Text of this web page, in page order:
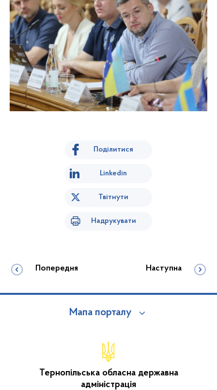
Поділитися
Linkedin
Твітнути
Надрукувати
Попередня Наступна
Мапа порталу
Тернопільська обласна державна
адміністрація